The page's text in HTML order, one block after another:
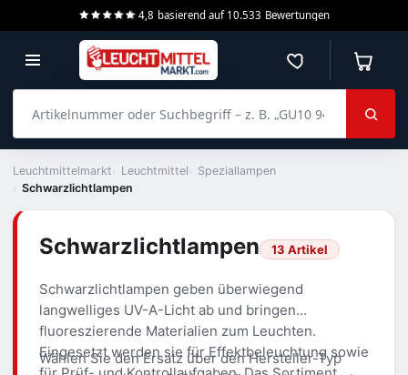
4,8 basierend auf 10.533 Bewertungen
Merkzettel
Leuchtmittelmarkt Leuchtmittel
Speziallampen
Schwarzlichtlampen
Schwarzlichtlampen 13 Artikel
Schwarzlichtlampen geben überwiegend
langwelliges UV-A-Licht ab und bringen
fluoreszierende Materialien zum Leuchten.
Eingesetzt werden sie für Effektbeleuchtung sowie
Wählen Sie den Ersatz über den Hersteller-Typ